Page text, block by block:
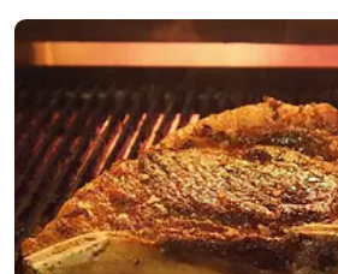
うに、仕事や人生の目標（頂き）も人そ
目指す人も、頑...